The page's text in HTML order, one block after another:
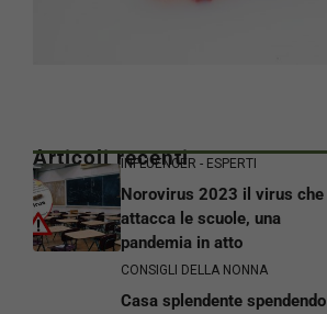
Articoli recentiINFLUENCER - ESPERTI
Norovirus 2023 il virus che
attacca le scuole, una
pandemia in atto
CONSIGLI DELLA NONNA
Casa splendente spendendo